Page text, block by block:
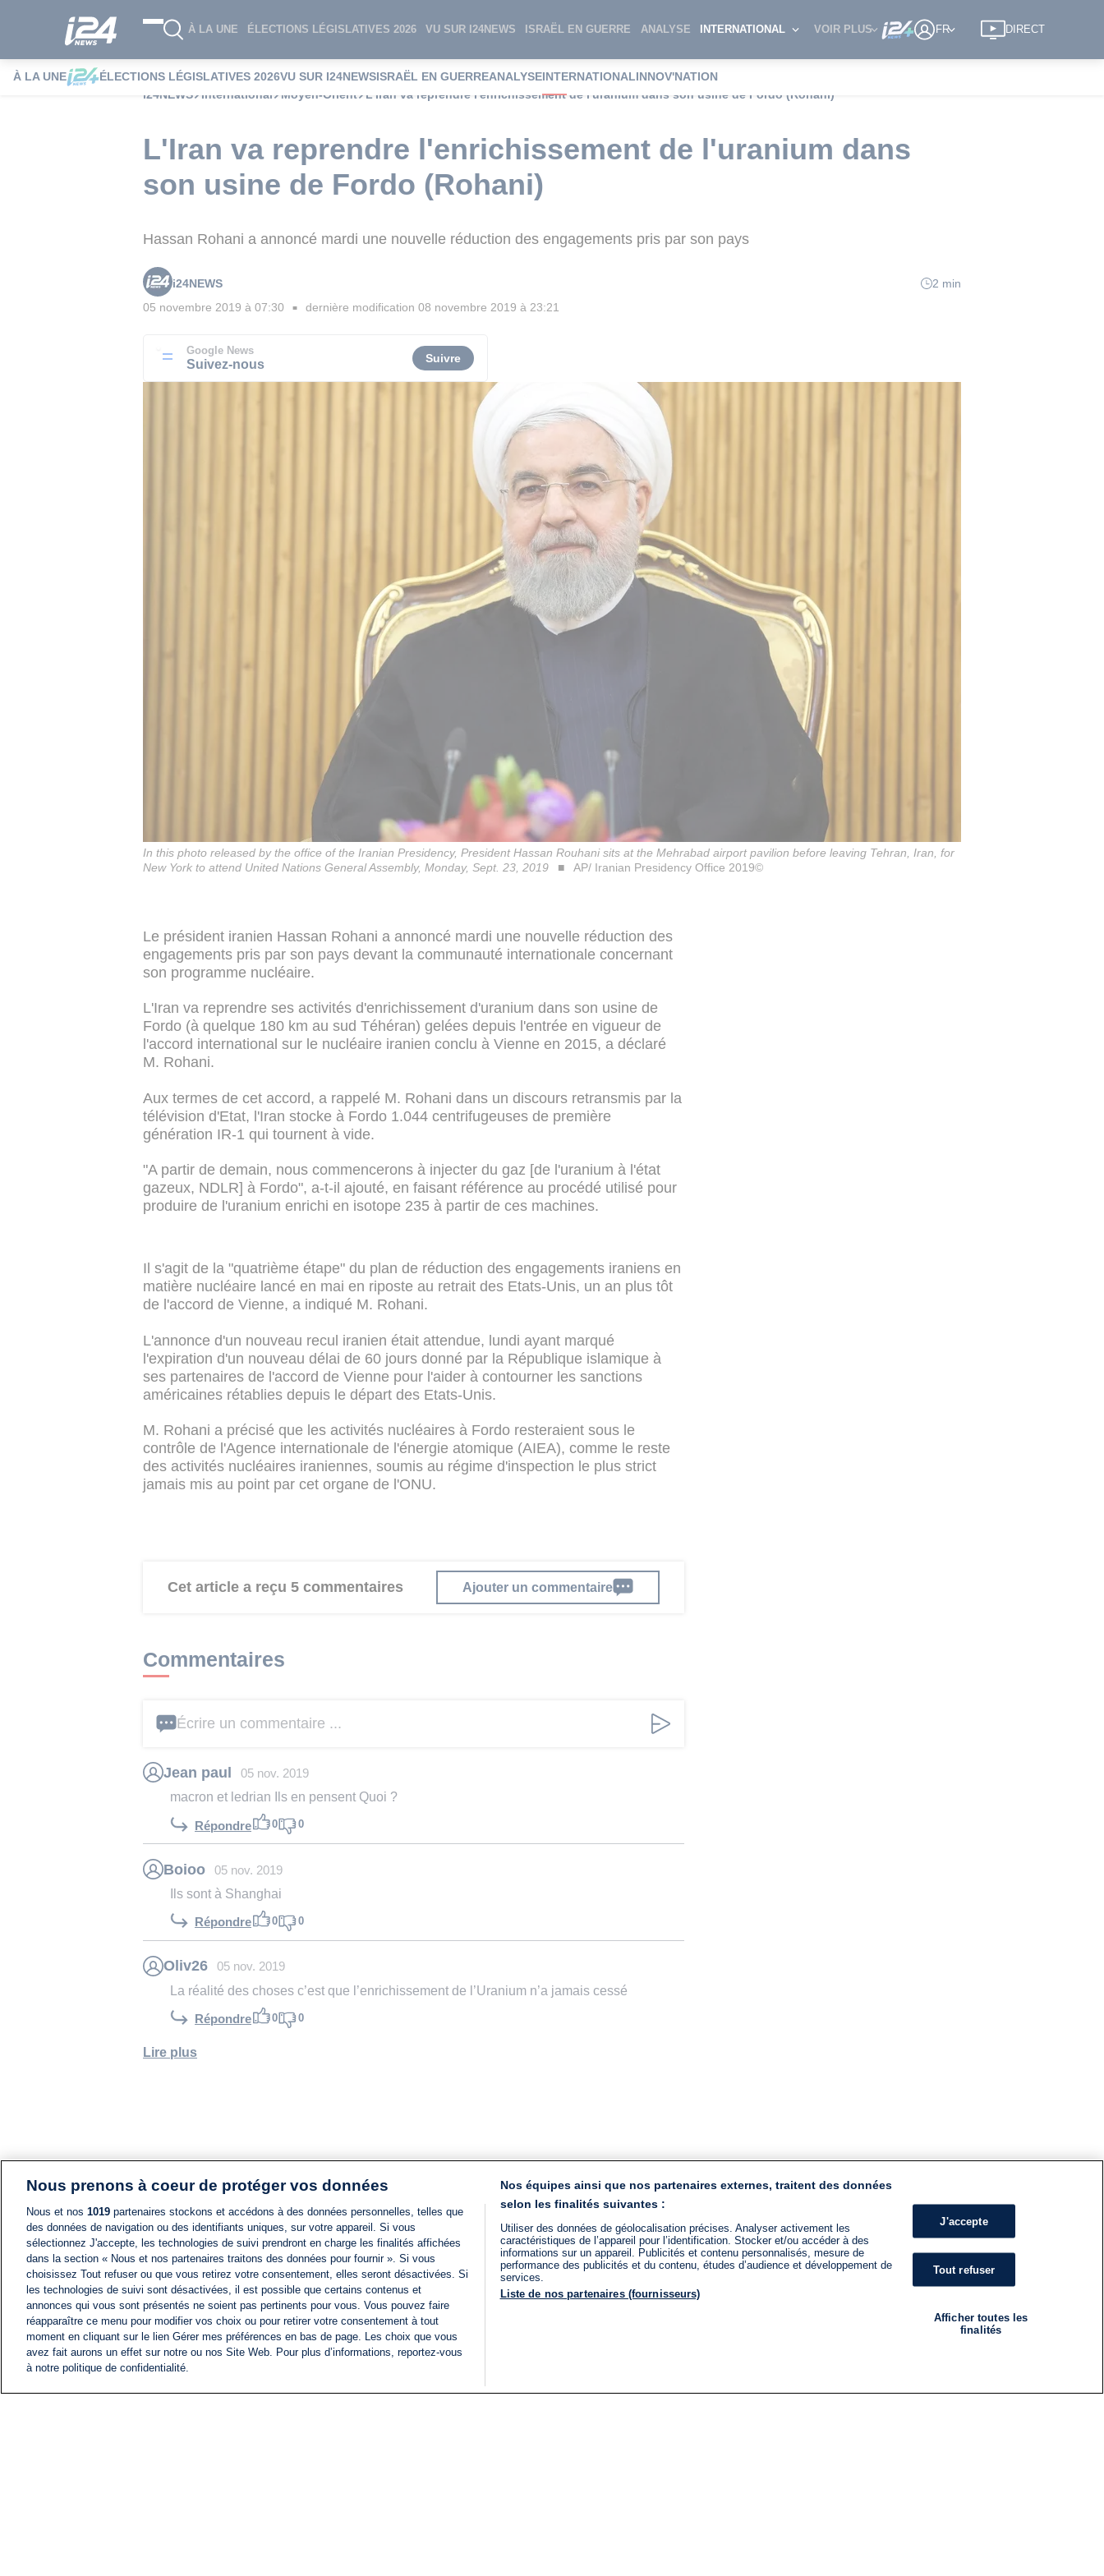
À LA UNE ÉLECTIONS LÉGISLATIVES 2026 VU SUR I24NEWS ISRAËL EN GUERRE ANALYSE INTERNATIONAL VOIR PLUS FR DIRECT
À LA UNE ÉLECTIONS LÉGISLATIVES 2026VU SUR I24NEWSISRAËL EN GUERREANALYSEINTERNATIONALINNOV'NATION
i24NEWS
International Moyen-Orient L'Iran va reprendre l'enrichissement de l'uranium dans son usine de Fordo (Rohani)
L'Iran va reprendre l'enrichissement de l'uranium dans
son usine de Fordo (Rohani)
Hassan Rohani a annoncé mardi une nouvelle réduction des engagements pris par son pays
i24NEWS
2 min
05 novembre 2019 à 07:30 ■ dernière modification 08 novembre 2019 à 23:21
Google News
Suivez-nous Suivre
In this photo released by the office of the Iranian Presidency, President Hassan Rouhani sits at the Mehrabad airport pavilion before leaving Tehran, Iran, for
New York to attend United Nations General Assembly, Monday, Sept. 23, 2019
AP/ Iranian Presidency Office 2019©
Le président iranien Hassan Rohani a annoncé mardi une nouvelle réduction des
engagements pris par son pays devant la communauté internationale concernant
son programme nucléaire.
L'Iran va reprendre ses activités d'enrichissement d'uranium dans son usine de
Fordo (à quelque 180 km au sud Téhéran) gelées depuis l'entrée en vigueur de
l'accord international sur le nucléaire iranien conclu à Vienne en 2015, a déclaré
M. Rohani.
Aux termes de cet accord, a rappelé M. Rohani dans un discours retransmis par la
télévision d'Etat, l'Iran stocke à Fordo 1.044 centrifugeuses de première
génération IR-1 qui tournent à vide.
"A partir de demain, nous commencerons à injecter du gaz [de l'uranium à l'état
gazeux, NDLR] à Fordo", a-t-il ajouté, en faisant référence au procédé utilisé pour
produire de l'uranium enrichi en isotope 235 à partir de ces machines.
Il s'agit de la "quatrième étape" du plan de réduction des engagements iraniens en
matière nucléaire lancé en mai en riposte au retrait des Etats-Unis, un an plus tôt
de l'accord de Vienne, a indiqué M. Rohani.
L'annonce d'un nouveau recul iranien était attendue, lundi ayant marqué
l'expiration d'un nouveau délai de 60 jours donné par la République islamique à
ses partenaires de l'accord de Vienne pour l'aider à contourner les sanctions
américaines rétablies depuis le départ des Etats-Unis.
M. Rohani a précisé que les activités nucléaires à Fordo resteraient sous le
contrôle de l'Agence internationale de l'énergie atomique (AIEA), comme le reste
des activités nucléaires iraniennes, soumis au régime d'inspection le plus strict
jamais mis au point par cet organe de l'ONU.
Cet article a reçu 5 commentaires Ajouter un commentaire
Commentaires
Écrire un commentaire ...
Jean paul 05 nov. 2019
macron et ledrian Ils en pensent Quoi ?
Répondre 0 0
Boioo 05 nov. 2019
Ils sont à Shanghai
Répondre 0 0
Oliv26 05 nov. 2019
La réalité des choses c’est que l’enrichissement de l’Uranium n’a jamais cessé
Répondre 0 0
Lire plus
Nous prenons à coeur de protéger vos données
Nous et nos 1019 partenaires stockons et accédons à des données personnelles, telles que
des données de navigation ou des identifiants uniques, sur votre appareil. Si vous
sélectionnez J'accepte, les technologies de suivi prendront en charge les finalités affichées
dans la section « Nous et nos partenaires traitons des données pour fournir ». Si vous
choisissez Tout refuser ou que vous retirez votre consentement, elles seront désactivées. Si
les technologies de suivi sont désactivées, il est possible que certains contenus et
annonces qui vous sont présentés ne soient pas pertinents pour vous. Vous pouvez faire
réapparaître ce menu pour modifier vos choix ou pour retirer votre consentement à tout
moment en cliquant sur le lien Gérer mes préférences en bas de page. Les choix que vous
avez fait aurons un effet sur notre ou nos Site Web. Pour plus d’informations, reportez-vous
à notre politique de confidentialité.
Nos équipes ainsi que nos partenaires externes, traitent des données
selon les finalités suivantes :
Utiliser des données de géolocalisation précises. Analyser activement les
caractéristiques de l’appareil pour l’identification. Stocker et/ou accéder à des
informations sur un appareil. Publicités et contenu personnalisés, mesure de
performance des publicités et du contenu, études d’audience et développement de
services.
Liste de nos partenaires (fournisseurs)
J'accepte
Tout refuser
Afficher toutes les
finalités